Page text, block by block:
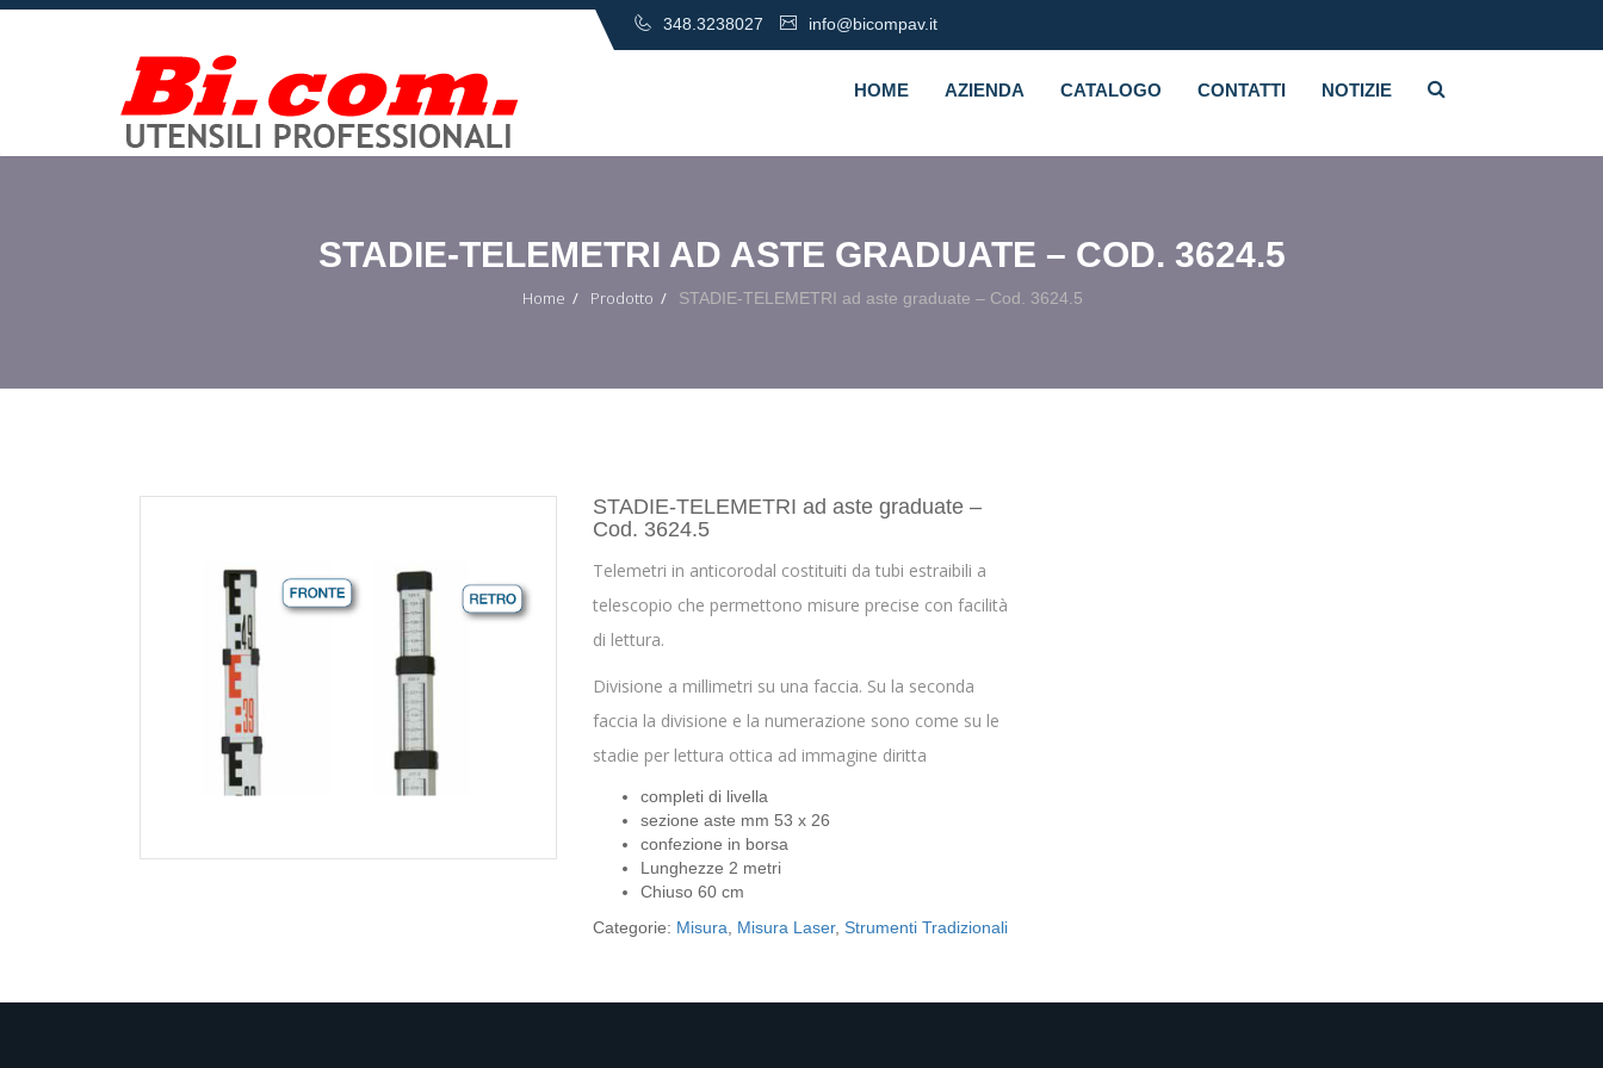
348.3238027 info@bicompav.it
HOME AZIENDA CATALOGO CONTATTI NOTIZIE
STADIE-TELEMETRI AD ASTE GRADUATE – COD. 3624.5
Home Prodotto STADIE-TELEMETRI ad aste graduate – Cod. 3624.5
STADIE-TELEMETRI ad aste graduate –
Cod. 3624.5
Telemetri in anticorodal costituiti da tubi estraibili a
telescopio che permettono misure precise con facilità
di lettura.
Divisione a millimetri su una faccia. Su la seconda
faccia la divisione e la numerazione sono come su le
stadie per lettura ottica ad immagine diritta
completi di livella
sezione aste mm 53 x 26
confezione in borsa
Lunghezze 2 metri
Chiuso 60 cm
Categorie: Misura Misura Laser, Strumenti Tradizionali